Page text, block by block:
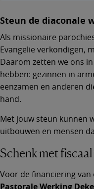
Steun de diaconale
Als missionaire
Evangelie verkondigen,
Daarom zetten we ons
hebben: gezinnen in
eenzamen en anderen
hand.
Met jouw steun kunnen
uitbouwen en mensen
Schenk met
Voor de financiering van
Pastorale Werking